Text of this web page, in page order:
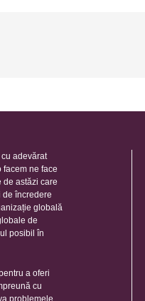
adevărat
facem ne face
de astăzi care
de încredere
globală
de
posibil în
a oferi
cu
problemele